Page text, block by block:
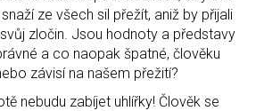
ze všech sil přežít, aniž by přijali
zločin. Jsou hodnoty a představy
a co naopak špatné, člověku
závisí na našem přežití?
nebudu zabíjet uhlířky! Člověk se